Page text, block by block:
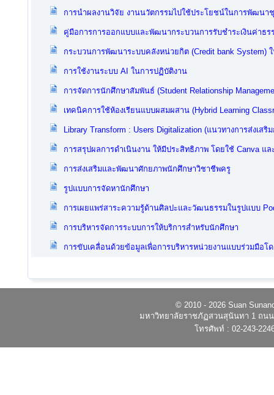
การนำผลงานวิจัย งานนวัตกรรมไปใช้ประโยชน์ในการพัฒน
คู่มือการการออกแบบและพัฒนากระบวนการรับชำระเงินค่าธ
กระบวนการพัฒนาระบบคลังหน่วยกิต (Credit bank System)
การใช้งานระบบ AI ในการปฏิบัติงาน
การจัดการนักศึกษาสัมพันธ์ (Student Relationship
เทคนิคการใช้ห้องเรียนแบบผสมผสาน (Hybrid Learning
Library Transform : Users Digitalization (แนวทางการส่งเส
การสรุปผลการดำเนินงาน ให้มีประสิทธิภาพ โดยใช้ Canva แล
การส่งเสริมและพัฒนาศักยภาพนักศึกษาวิชาชีพครู
รูปแบบการจัดหานักศึกษา
การเผยแพร่สาระความรู้ด้านศิลปะและวัฒนธรรมในรูปแบบ
การบริหารจัดการระบบการให้บริการสำหรับนักศึกษา
การขับเคลื่อนด้วยข้อมูลเพื่อการบริหารหน่วยงานแบบร่วมมือ
© 2010 - 2026 Suan
มหาวิทยาลัยราชภัฏสวนสุนันทา 1 ถนน
โทรศัพท์ : 02-243-